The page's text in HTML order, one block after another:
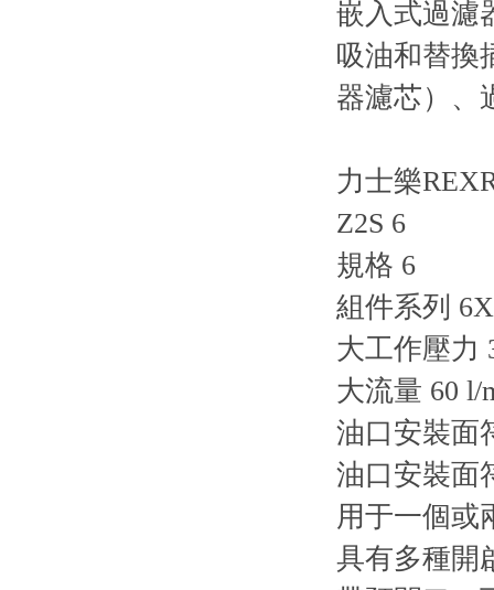
嵌入式過濾
吸油和替換
器濾芯）、
力士樂
Z2S 6
規格 6
組件系列 6X
大工作壓力
大流量 60 l/
油口安裝面
油口安裝面
用于一個或
具有多種開